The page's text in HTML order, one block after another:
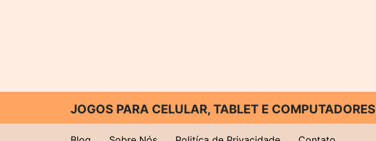
JOGOS PARA CELULAR, TABLET E COMPUTADORES